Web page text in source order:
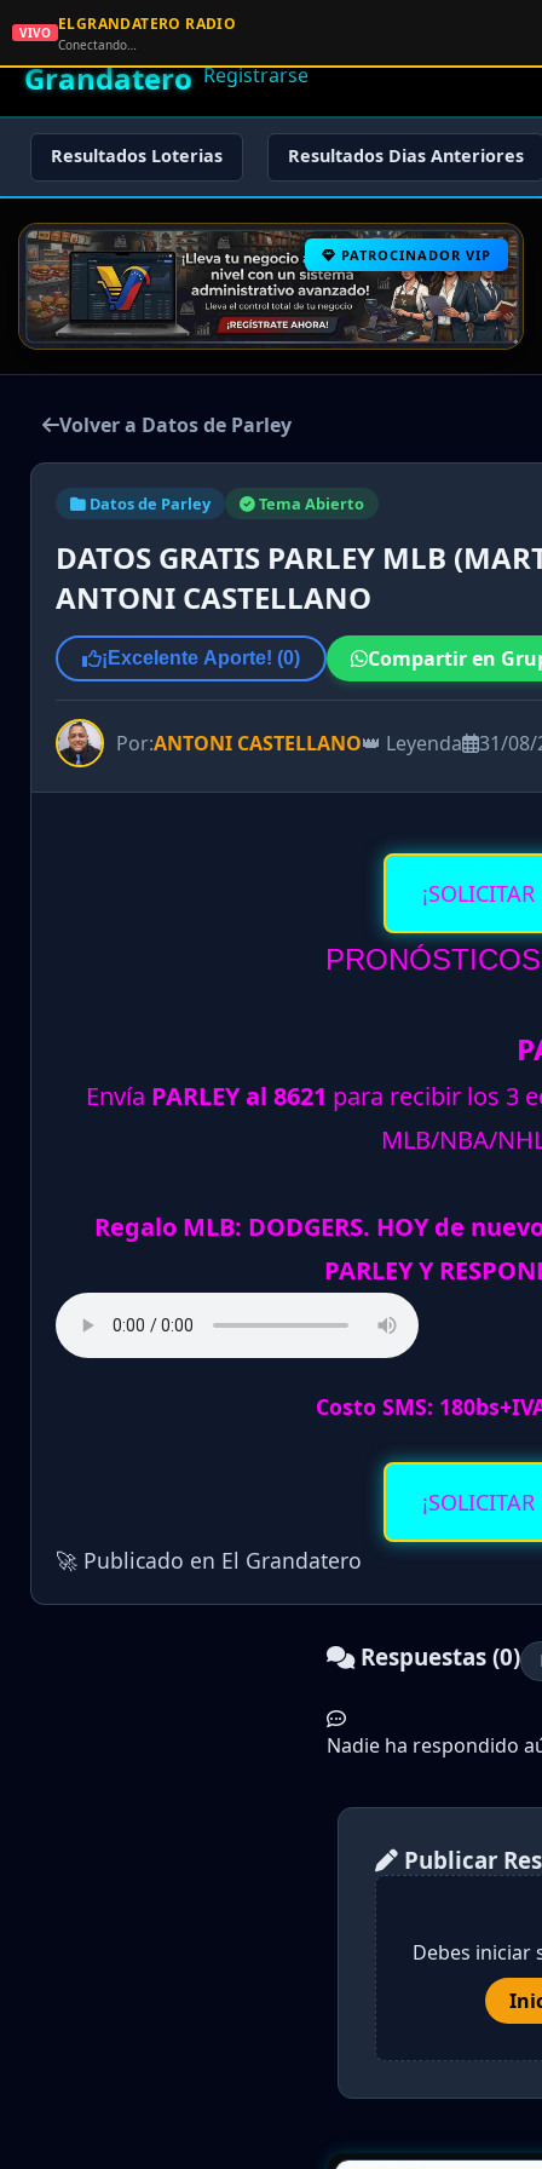
🌟 El
Grandatero Registrarse
Resultados Loterias Resultados Dias Anteriores
PATROCINADOR VIP
Volver a Datos de Parley
Datos de Parley Tema Abierto
DATOS GRATIS PARLEY MLB
ANTONI CASTELLANO
¡Excelente Aporte! (0) Compartir en
Por:ANTONI CASTELLANO👑 Leyenda 31/08/
Envía PARLEY al 8621 para recibir los 3
MLB/NBA/
Regalo MLB: DODGERS. HOY de
PARLEY Y
Costo SMS:
🚀 Publicado en El Grandatero
Respuestas (0)
Nadie ha respondido
Publicar
Debes iniciar
VIVO ELGRANDATERO RADIO
Conectando…